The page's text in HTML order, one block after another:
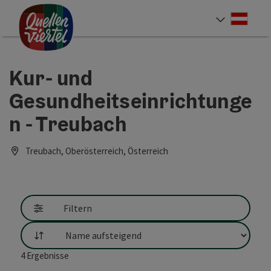
Zum Inhalt
Zur Navigation
Zum Seitenanfang
Kur- und
Gesundheitseinrichtunge
n - Treubach
Treubach, Oberösterreich, Österreich
Filtern
Sortierung
4Ergebnisse